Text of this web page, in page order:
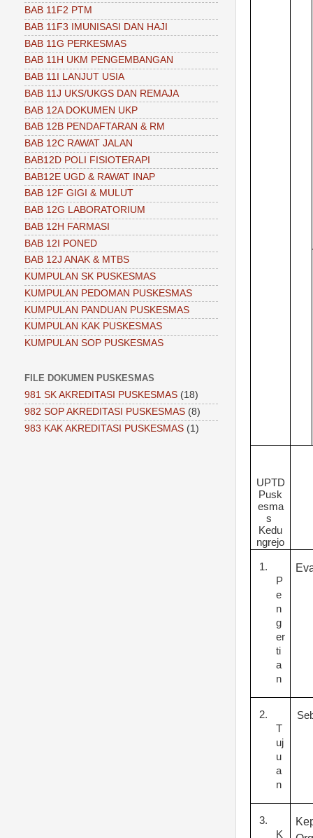
UPTD
Pusk
esma
s
Kedu
ngrejo
1.
P
e
n
g
er
ti
a
n
2.
T
uj
u
a
n
3.
K
BAB 11F2 PTM
BAB 11F3 IMUNISASI DAN HAJI
BAB 11G PERKESMAS
BAB 11H UKM PENGEMBANGAN
BAB 11I LANJUT USIA
BAB 11J UKS/UKGS DAN REMAJA
BAB 12A DOKUMEN UKP
BAB 12B PENDAFTARAN & RM
BAB 12C RAWAT JALAN
BAB12D POLI FISIOTERAPI
BAB12E UGD & RAWAT INAP
BAB 12F GIGI & MULUT
BAB 12G LABORATORIUM
BAB 12H FARMASI
BAB 12I PONED
BAB 12J ANAK & MTBS
KUMPULAN SK PUSKESMAS
KUMPULAN PEDOMAN PUSKESMAS
KUMPULAN PANDUAN PUSKESMAS
KUMPULAN KAK PUSKESMAS
KUMPULAN SOP PUSKESMAS
FILE DOKUMEN PUSKESMAS
981 SK AKREDITASI PUSKESMAS (18)
982 SOP AKREDITASI PUSKESMAS (8)
983 KAK AKREDITASI PUSKESMAS (1)